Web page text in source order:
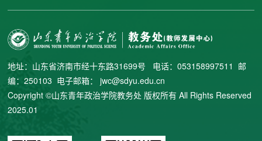
地址：山东省济南市经十东路31699号 电话：053158997511 邮
编：250103 电子邮箱： jwc@sdyu.edu.cn
Copyright ©山东青年政治学院教务处 版权所有 All Rights Reserved
2025.01